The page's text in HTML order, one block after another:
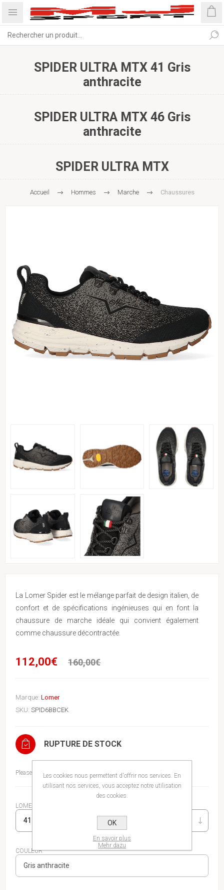
SPIDER ULTRA MTX 41 Gris
anthracite
SPIDER ULTRA MTX 46 Gris
anthracite
SPIDER ULTRA MTX
Accueil Hommes Marche Chaussures
La Lomer Spider est le mélange parfait de design italien, de
confort et de spécifications ingénieuses qui en font la
chaussure de marche idéale qui convient également
comme chaussure décontractée.
112,00€ 160,00€
Marque: Lomer
SKU: SPID6BBCEK
RUPTURE DE STOCK
Please select the address you want to ship to
LOMER CHAUSSURES
COULEUR
Les cookies nous permettent d'offrir nos services. En
utilisant nos services, vous acceptez notre utilisation
des cookies.
OK
En savoir plus
Mehr dazu